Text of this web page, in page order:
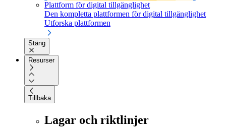
Plattform för digital tillgänglighet
Den kompletta plattformen för digital tillgänglighet
Utforska plattformen
Stäng
Resurser
Tillbaka
Lagar och riktlinjer